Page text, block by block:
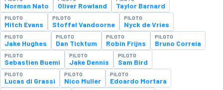
Norman Nato Oliver Rowland Taylor Barnard
PILOTO
Mitch Evans
PILOTO
Stoffel Vandoorne
PILOTO
Nyck de Vries
PILOTO
Jake Hughes
PILOTO
Dan Ticktum
PILOTO
Robin Frijns
PILOTO
Bruno Correia
PILOTO
Sebastien Buemi
PILOTO
Jake Dennis
PILOTO
Sam Bird
PILOTO
Lucas di Grassi
PILOTO
Nico Muller
PILOTO
Edoardo Mortara